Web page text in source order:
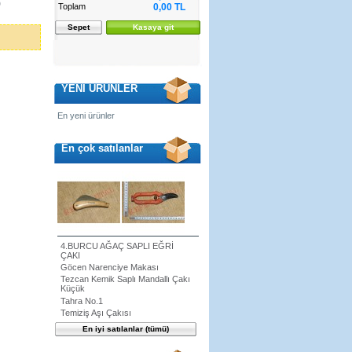
Toplam 0,00 TL
Sepet Kasaya git
YENİ ÜRÜNLER
En yeni ürünler
En çok satılanlar
4.BURCU AĞAÇ SAPLI EĞRİ
ÇAKI
Göcen Narenciye Makası
Tezcan Kemik Saplı Mandallı Çakı
Küçük
Tahra No.1
Temiziş Aşı Çakısı
En iyi satılanlar (tümü)